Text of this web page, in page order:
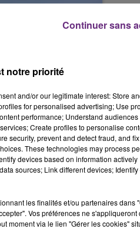
RAPPELLE À
DE...
vendange
que prévu,
pour rappeler
notre priorité
and/or our legitimate interest: Store
for personalised advertising; Use
performance; Understand audiences
Create profiles to personalise
security, prevent and detect fraud, and
These technologies may process
devices based on information actively
sources; Link different devices;
les finalités et/ou partenaires dans
Vos préférences ne s'appliqueront
moment via le lien "Gérer les cookies"
Continuer sans